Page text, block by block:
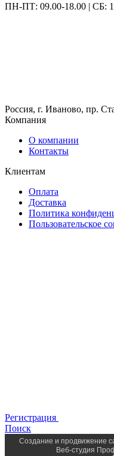
ПН-ПТ: 09.00-18.00 | СБ:
Россия, г. Иваново, пр.
Компания
О компании
Контакты
Клиентам
Оплата
Доставка
Политика
Пользовательское
Регистрация
Поиск
Создание и продвижение
Веб-студия